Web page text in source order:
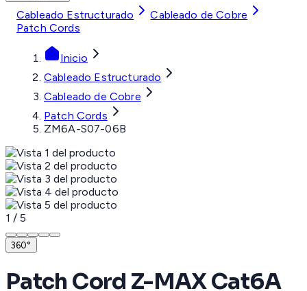
Cableado Estructurado
Cableado de Cobre
Patch Cords
Inicio
Cableado Estructurado
Cableado de Cobre
Patch Cords
ZM6A-S07-06B
1 / 5
360°
Patch Cord Z-MAX Cat6A